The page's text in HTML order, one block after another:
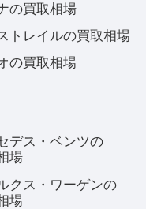
の買取相場
トレイルの買取相場
の買取相場
デス・ベンツの
場
クス・ワーゲンの
場